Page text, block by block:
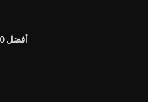
أفضل 10 شركات تجارية ناجحة على الإنترنت للبدء